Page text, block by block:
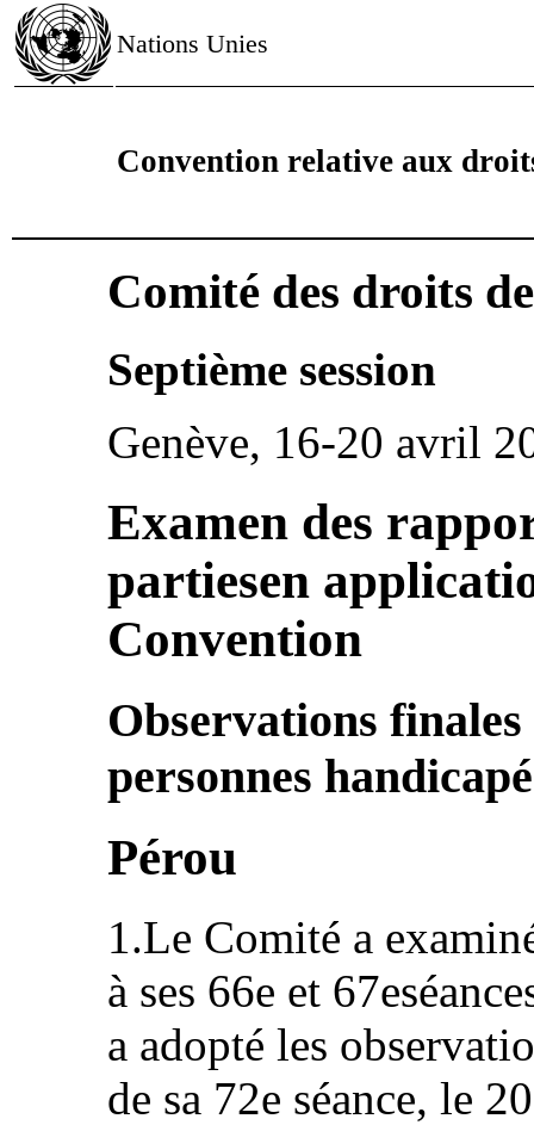
Nations Unies
Convention relative aux
Comité des droits
Septième session
Genève, 16-20 avril
Examen des
partiesen
Convention
Observations
personnes
Pérou
1.Le Comité a
à ses 66e et
a adopté les
de sa 72e séance, le